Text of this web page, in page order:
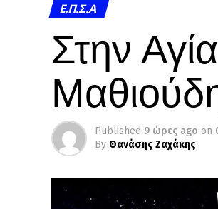
Ε.Π.Σ.Α
Στην
Published 9 ώρες ago on
By Θανάσης Ζαχάκης